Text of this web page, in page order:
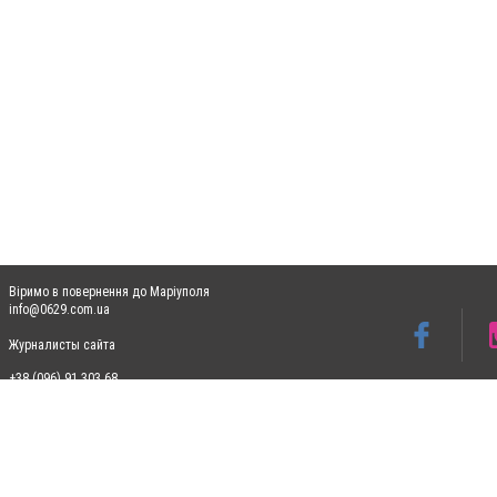
Віримо в повернення до Маріуполя
info@0629.com.ua
Журналисты сайта
+38 (096) 91 303 68